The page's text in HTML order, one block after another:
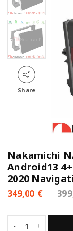
Share
Nakamichi
Android13
2020
349,00 €